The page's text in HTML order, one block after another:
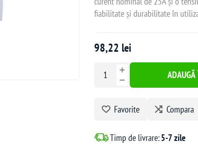
fiabilitate și durabilitate în
98,22 lei
ADAUGĂ
Favorite Compara
Timp de livrare:5-7 zile